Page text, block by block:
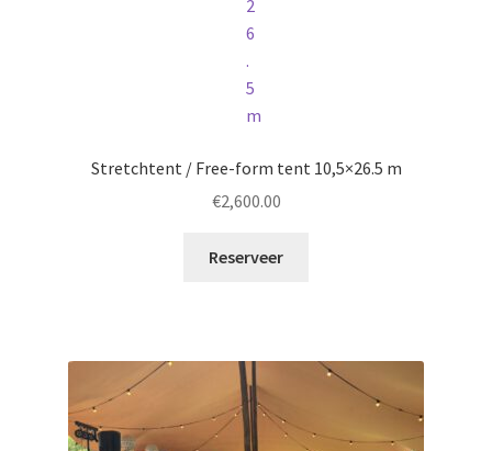
Stretchtent / Free-form tent 10,5×26.5 m
€2,600.00
Reserveer